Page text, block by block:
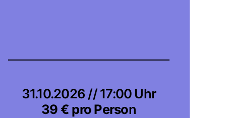
31.10.2026 // 17:00 Uhr
39 € pro Person